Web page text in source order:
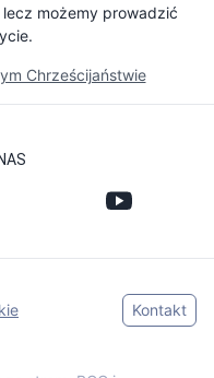
możemy prowadzić
Chrześcijaństwie
Kontakt